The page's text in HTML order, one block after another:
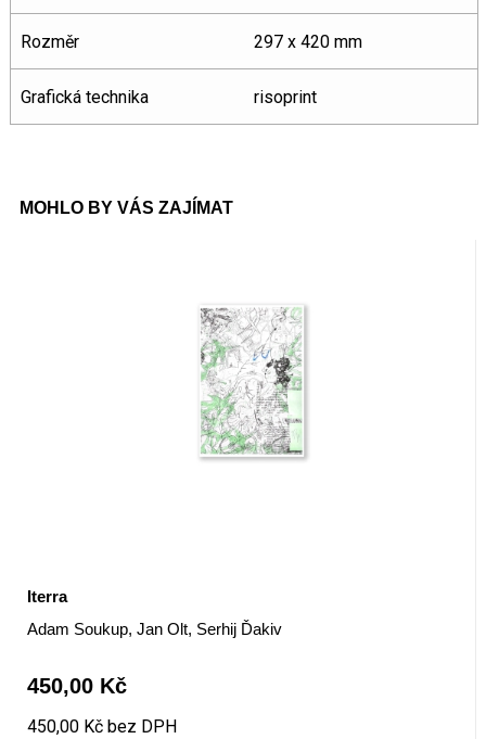
Rozměr 297 x 420 mm
Grafická technika risoprint
MOHLO BY VÁS ZAJÍMAT
Iterra
Adam Soukup, Jan Olt, Serhij Ďakiv
450,00 Kč
450,00 Kč bez DPH